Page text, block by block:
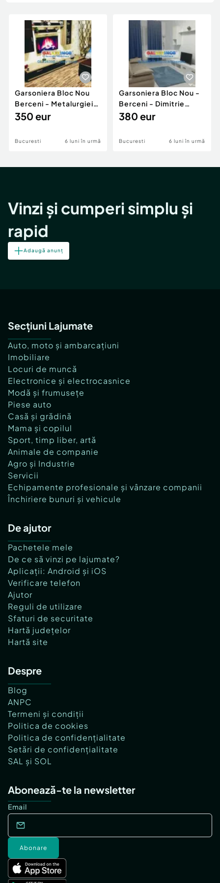
Animale de companie
Afaceri și echipamente profesionale
Inchiriere Bunuri si Vehicule
Piese auto si accesorii
Dacia Duster
Garsoniera Bloc Nou
Berceni - Metalurgiei
Park - Postalionul
350 eur
Bucuresti 6 luni în urmă
Garsoniera Bloc Nou -
Berceni - Dimitrie
Leonida
380 eur
Bucuresti 6 luni în urmă
Vinzi și cumperi simplu și
rapid
Adaugă anunț
Secțiuni Lajumate
Auto, moto și ambarcațiuni
Imobiliare
Locuri de muncă
Electronice și electrocasnice
Modă și frumusețe
Piese auto
Casă și grădină
Mama și copilul
Sport, timp liber, artă
Animale de companie
Agro și Industrie
Servicii
Echipamente profesionale și vânzare companii
Închiriere bunuri și vehicule
De ajutor
Pachetele mele
De ce să vinzi pe lajumate?
Aplicații: Android și iOS
Verificare telefon
Ajutor
Reguli de utilizare
Sfaturi de securitate
Hartă județelor
Hartă site
Despre
Blog
ANPC
Termeni și condiții
Politica de cookies
Politica de confidențialitate
Setări de confidențialitate
SAL și SOL
Abonează-te la newsletter
Email
Abonare